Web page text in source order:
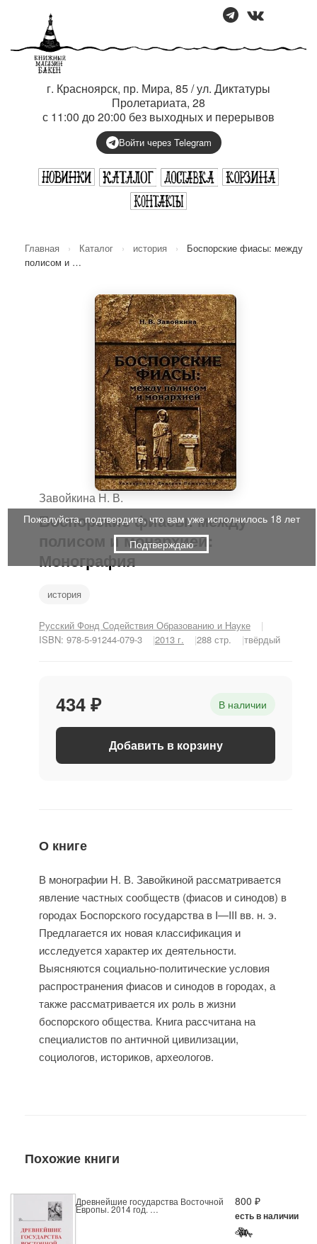
г. Красноярск, пр. Мира, 85 / ул. Диктатуры
Пролетариата, 28
с 11:00 до 20:00 без выходных и перерывов
Войти через Telegram
Главная › Каталог › история ›
Боспорские фиасы: между
полисом и …
Завойкина Н. В.
Боспорские фиасы: между
полисом и монархией:
Монография
история
Русский Фонд Содействия Образованию и Науке
ISBN: 978-5-91244-079-3
2013 г. 288 стр. твёрдый
434 ₽ В наличии
Добавить в корзину
О книге
В монографии Н. В. Завойкиной рассматривается
явление частных сообществ (фиасов и синодов) в
городах Боспорского государства в I—III вв. н. э.
Предлагается их новая классификация и
исследуется характер их деятельности.
Выясняются социально-политические условия
распространения фиасов и синодов в городах, а
также рассматривается их роль в жизни
боспорского общества. Книга рассчитана на
специалистов по античной цивилизации,
социологов, историков, археологов.
Похожие книги
Древнейшие государства Восточной
Европы. 2014 год. …
800 ₽
есть в наличии
Пожалуйста, подтвердите, что вам уже исполнилось 18 лет
Подтверждаю